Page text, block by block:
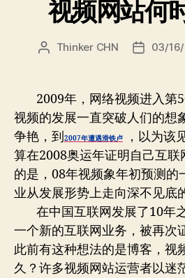
视频网站何
文
者
Thinker CHN
发
期
03/
2009年，网络视频进入第5
视频的发展一直突破人们的想
争艳，到2007年遭遇滑铁卢
，以为该
算在2008奥运年证明自己互
的是，08年视频象年初预测的
业从发展形势上走向深不见底
在中国互联网发展了10年
一个新的互联网业务，被再次
此前有这种想法的是博客，视
久？许多视频网站运营者以迷